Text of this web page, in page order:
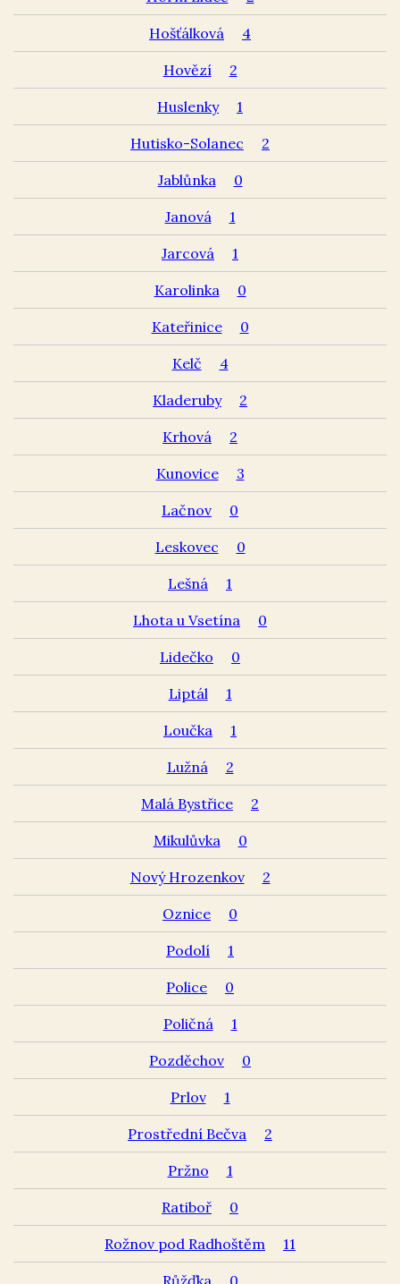
Hošťálková 4
Hovězí 2
Huslenky 1
Hutisko-Solanec 2
Jablůnka 0
Janová 1
Jarcová 1
Karolinka 0
Kateřinice 0
Kelč 4
Kladeruby 2
Krhová 2
Kunovice 3
Lačnov 0
Leskovec 0
Lešná 1
Lhota u Vsetína 0
Lidečko 0
Liptál 1
Loučka 1
Lužná 2
Malá Bystřice 2
Mikulůvka 0
Nový Hrozenkov 2
Oznice 0
Podolí 1
Police 0
Poličná 1
Pozděchov 0
Prlov 1
Prostřední Bečva 2
Pržno 1
Ratiboř 0
Rožnov pod Radhoštěm 11
Růžďka 0